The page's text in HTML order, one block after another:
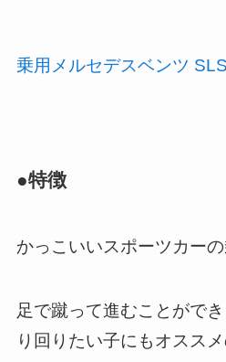
乗用メルセデスベンツ
●特徴
かっこいいスポーツカーの
足で蹴って進むことがで
り回りたい子にもオススメ